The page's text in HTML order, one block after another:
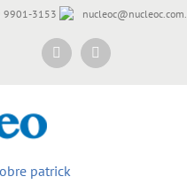
9901-3153
InstagramFacebook
patrick